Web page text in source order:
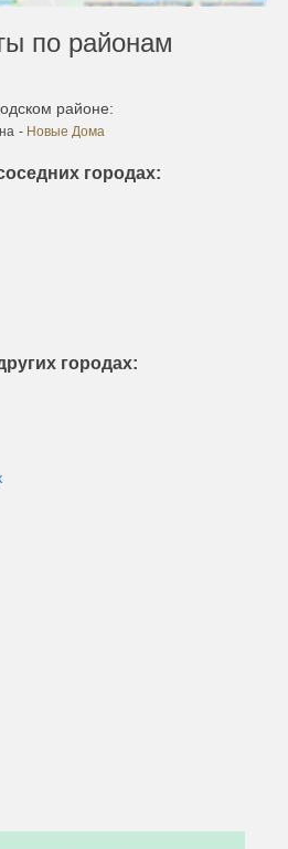
по районам
районе:
- Новые Дома
городах:
городах: